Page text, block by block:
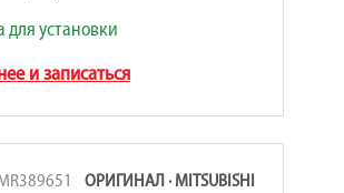
для установки
и записаться
ОРИГИНАЛ · MITSUBISHI